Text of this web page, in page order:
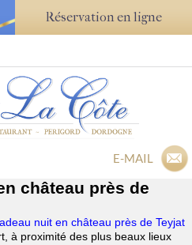
Réservation en ligne
E-MAIL
château près de
nuit en château près de Teyjat
à proximité des plus beaux lieux